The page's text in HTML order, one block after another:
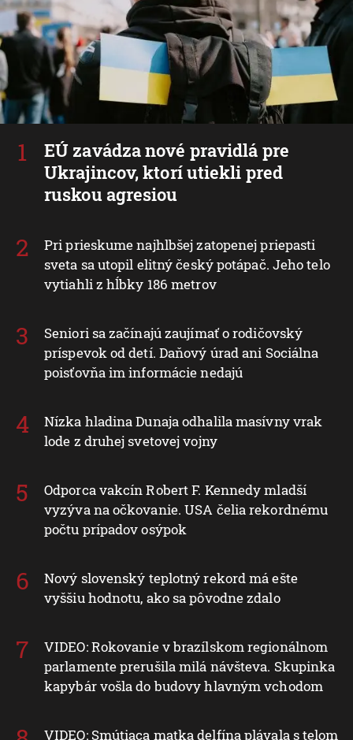
EÚ zavádza nové pravidlá pre
Ukrajincov, ktorí utiekli pred
ruskou agresiou
Pri prieskume najhlbšej zatopenej priepasti
sveta sa utopil elitný český potápač. Jeho telo
vytiahli z hĺbky 186 metrov
Seniori sa začínajú zaujímať o rodičovský
príspevok od detí. Daňový úrad ani Sociálna
poisťovňa im informácie nedajú
Nízka hladina Dunaja odhalila masívny vrak
lode z druhej svetovej vojny
Odporca vakcín Robert F. Kennedy mladší
vyzýva na očkovanie. USA čelia rekordnému
počtu prípadov osýpok
Nový slovenský teplotný rekord má ešte
vyššiu hodnotu, ako sa pôvodne zdalo
VIDEO: Rokovanie v brazílskom regionálnom
parlamente prerušila milá návšteva. Skupinka
kapybár vošla do budovy hlavným vchodom
VIDEO: Smútiaca matka delfína plávala s telom